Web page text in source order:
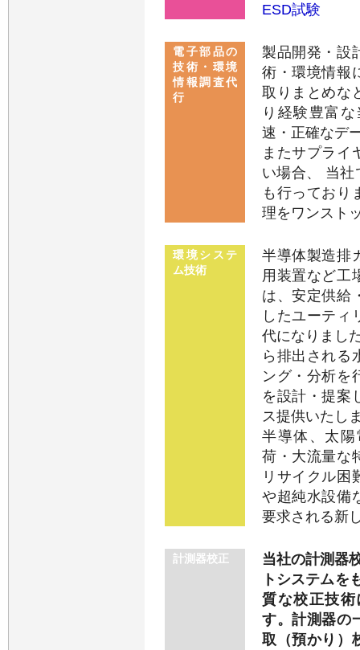
ESD試験
電子部品の
技術・環境
情報調査代
行
製品開発・設
術・環境情報
取りまとめな
り経験豊富
速・正確なデ
またサプライ
い場合、 当社
も行っており
理をワンスト
環境システ
ム技術
半導体製造排
用装置など工
は、安定供給
したユーティ
代になりまし
ら排出される
ング・分析を
を設計・提案
ス提供いたし
半導体、太
荷・大流量な
リサイクル困
や超純水設備
要求される新
計測器校正
当社の計測器
トシステムを
質な校正技
す。計測器の
取（預かり）